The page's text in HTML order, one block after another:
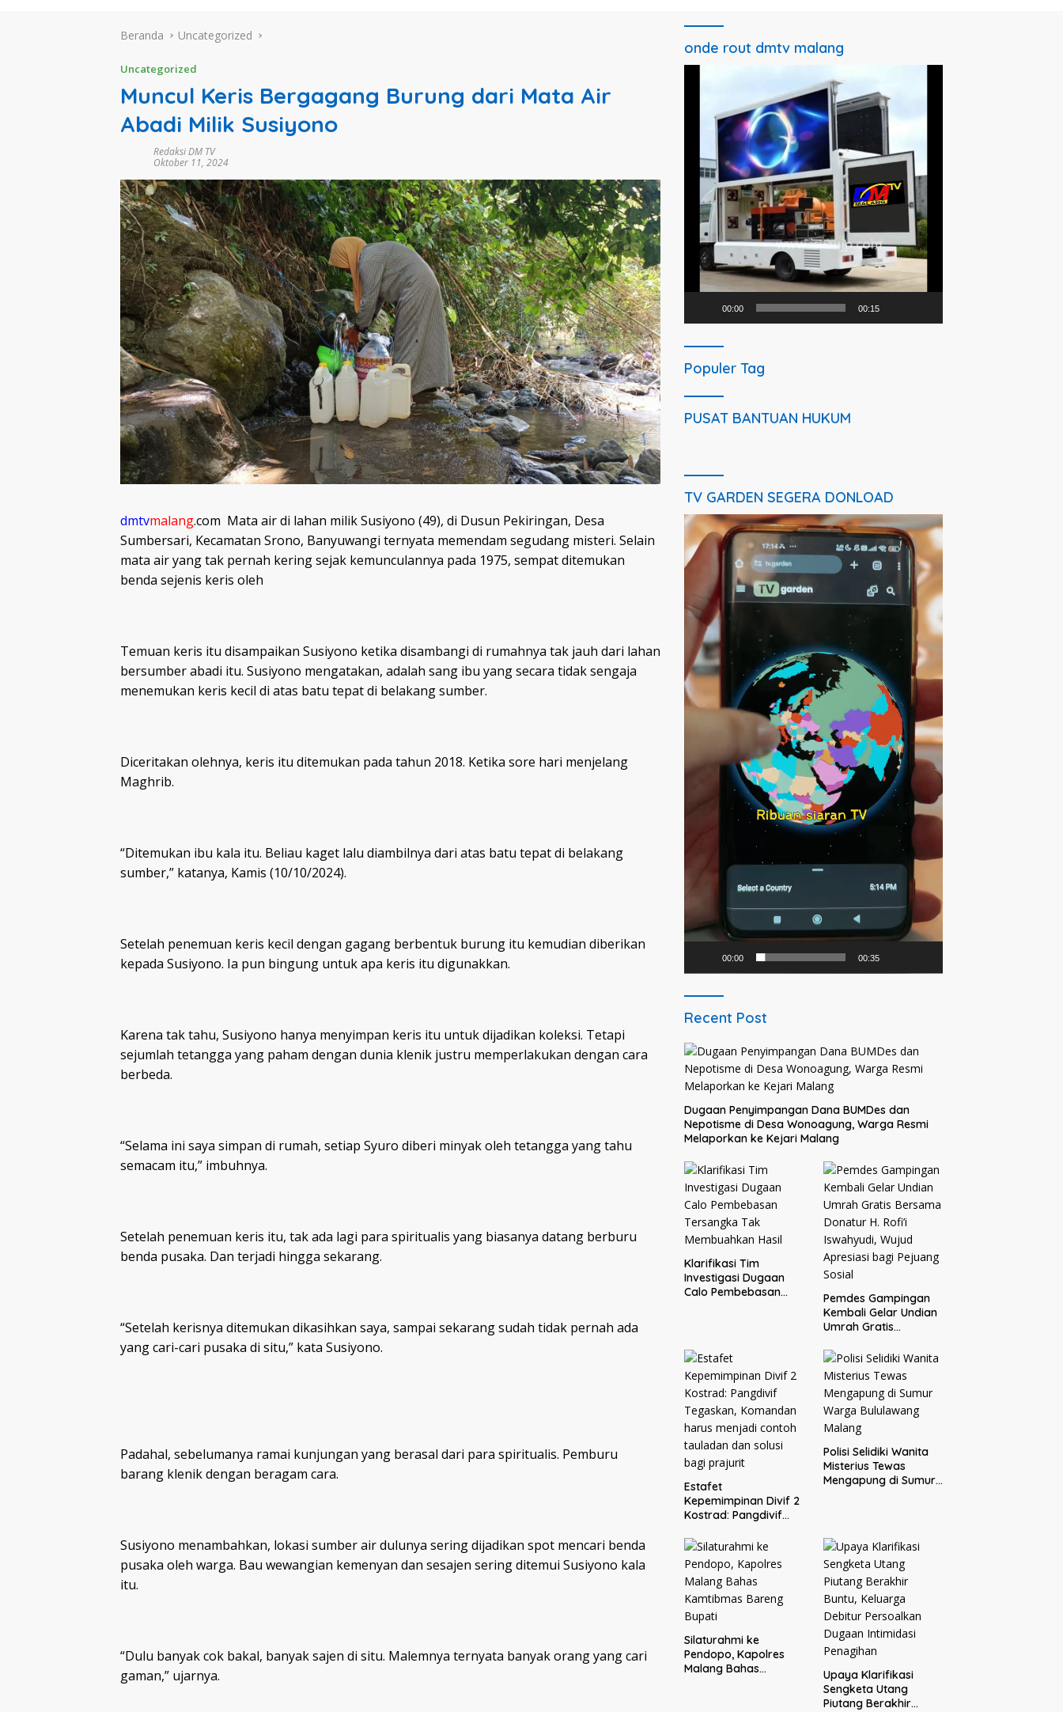
Beranda Uncategorized
Uncategorized
Muncul Keris Bergagang Burung dari Mata Air
Abadi Milik Susiyono
Redaksi DM TV
Oktober 11, 2024
dmtvmalang.com Mata air di lahan milik Susiyono (49), di Dusun Pekiringan, Desa
Sumbersari, Kecamatan Srono, Banyuwangi ternyata memendam segudang misteri. Selain
mata air yang tak pernah kering sejak kemunculannya pada 1975, sempat ditemukan
benda sejenis keris oleh
Temuan keris itu disampaikan Susiyono ketika disambangi di rumahnya tak jauh dari lahan
bersumber abadi itu. Susiyono mengatakan, adalah sang ibu yang secara tidak sengaja
menemukan keris kecil di atas batu tepat di belakang sumber.
Diceritakan olehnya, keris itu ditemukan pada tahun 2018. Ketika sore hari menjelang
Maghrib.
“Ditemukan ibu kala itu. Beliau kaget lalu diambilnya dari atas batu tepat di belakang
sumber,” katanya, Kamis (10/10/2024).
Setelah penemuan keris kecil dengan gagang berbentuk burung itu kemudian diberikan
kepada Susiyono. Ia pun bingung untuk apa keris itu digunakkan.
Karena tak tahu, Susiyono hanya menyimpan keris itu untuk dijadikan koleksi. Tetapi
sejumlah tetangga yang paham dengan dunia klenik justru memperlakukan dengan cara
berbeda.
“Selama ini saya simpan di rumah, setiap Syuro diberi minyak oleh tetangga yang tahu
semacam itu,” imbuhnya.
Setelah penemuan keris itu, tak ada lagi para spiritualis yang biasanya datang berburu
benda pusaka. Dan terjadi hingga sekarang.
“Setelah kerisnya ditemukan dikasihkan saya, sampai sekarang sudah tidak pernah ada
yang cari-cari pusaka di situ,” kata Susiyono.
Padahal, sebelumanya ramai kunjungan yang berasal dari para spiritualis. Pemburu
barang klenik dengan beragam cara.
Susiyono menambahkan, lokasi sumber air dulunya sering dijadikan spot mencari benda
pusaka oleh warga. Bau wewangian kemenyan dan sesajen sering ditemui Susiyono kala
itu.
“Dulu banyak cok bakal, banyak sajen di situ. Malemnya ternyata banyak orang yang cari
gaman,” ujarnya.
onde rout dmtv malang
00:00 00:15
Populer Tag
PUSAT BANTUAN HUKUM
TV GARDEN SEGERA DONLOAD
Pemutar
Video
00:00 00:35
Recent Post
Dugaan Penyimpangan Dana BUMDes dan
Nepotisme di Desa Wonoagung, Warga Resmi
Melaporkan ke Kejari Malang
Klarifikasi Tim
Investigasi Dugaan
Calo Pembebasan
Pemdes Gampingan
Kembali Gelar Undian
Umrah Gratis
Rofi’i Iswahyudi,
Wujud Apresiasi bagi
Pejuang Sosial
Estafet
Kepemimpinan Divif 2
Kostrad: Pangdivif
harus menjadi contoh
tauladan dan solusi
bagi prajurit
Polisi Selidiki Wanita
Misterius Tewas
Mengapung di Sumur
Silaturahmi ke
Pendopo, Kapolres
Malang Bahas
Upaya Klarifikasi
Sengketa Utang
Piutang Berakhir